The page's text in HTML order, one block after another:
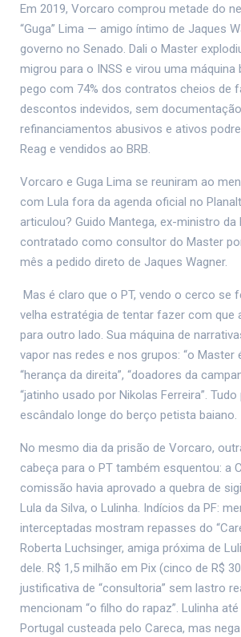
Em 2019, Vorcaro comprou metade do
“Guga” Lima — amigo íntimo de Jaques
governo no Senado. Dali o Master
migrou para o INSS e virou uma máquina
pego com 74% dos contratos cheios de
descontos indevidos, sem
refinanciamentos abusivos e ativos
Reag e vendidos ao BRB.
Vorcaro e Guga Lima se reuniram ao
com Lula fora da agenda oficial no
articulou? Guido Mantega, ex-ministro da
contratado como consultor do Master
mês a pedido direto de Jaques Wagner.
Mas é claro que o PT, vendo o cerco se
velha estratégia de tentar fazer com que
para outro lado. Sua máquina de
vapor nas redes e nos grupos: “o Master
“herança da direita”, “doadores da
“jatinho usado por Nikolas Ferreira”.
escândalo longe do berço petista baiano.
No mesmo dia da prisão de Vorcaro,
cabeça para o PT também esquentou: a
comissão havia aprovado a quebra de
Lula da Silva, o Lulinha. Indícios da PF:
interceptadas mostram repasses do
Roberta Luchsinger, amiga próxima de
dele. R$ 1,5 milhão em Pix (cinco de R$
justificativa de “consultoria” sem lastro
mencionam “o filho do rapaz”. Lulinha
Portugal custeada pelo Careca, mas